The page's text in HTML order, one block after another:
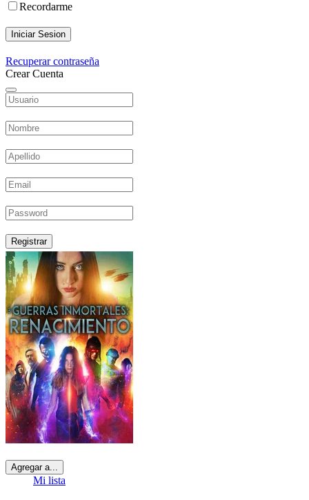
Recordarme
Iniciar Sesion
Recuperar contraseña
Crear Cuenta
Registrar
Agregar a...
Mi lista